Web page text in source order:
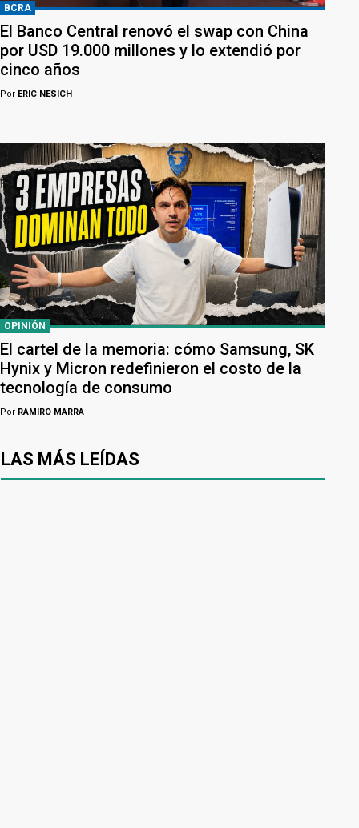
BCRA
El Banco Central renovó el swap con China
por USD 19.000 millones y lo extendió por
cinco años
Por ERIC NESICH
OPINIÓN
El cartel de la memoria: cómo Samsung, SK
Hynix y Micron redefinieron el costo de la
tecnología de consumo
Por RAMIRO MARRA
LAS MÁS LEÍDAS